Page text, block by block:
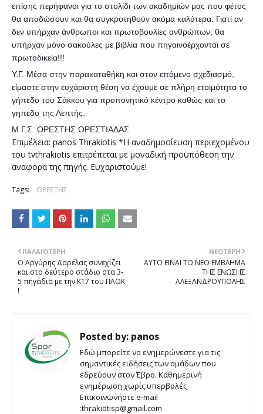
επίσης περήφανοι για το στολίδι των ακαδημιών μας που φέτος
θα αποδώσουν και θα συγκροτηθούν ακόμα καλύτερα. Γιατί αν
δεν υπήρχαν άνθρωποι και πρωτοβουλίες ανθρώπων, θα
υπήρχαν μόνο σακούλες με βιβλία που πηγαινοέρχονται σε
πρωτοδικεία!!!
Υ.Γ. Μέσα στην παρακαταθήκη και στον επόμενο σχεδιασμό,
είμαστε στην ευχάριστη θέση να έχουμε σε πλήρη ετοιμότητα το
γήπεδο του Σάκκου για προπονητικό κέντρο καθώς και το
γηπεδο της Λεπτής.
Μ.Γ.Σ. ΟΡΕΣΤΗΣ ΟΡΕΣΤΙΑΔΑΣ
Επιμέλεια: panos Thrakiotis *Η αναδημοσίευση περιεχομένου
του tvthrakiotis επιτρέπεται με μοναδική προϋπόθεση την
αναφορά της πηγής. Ευχαριστούμε!
Tags: ΟΡΕΣΤΗΣ
ΝΕΌΤΕΡΗ
ΑΥΤΟ ΕΙΝΑΙ ΤΟ ΝΕΟ ΕΜΒΛΗΜΑ
ΤΗΣ ΕΝΩΣΗΣ
ΑΛΕΞΑΝΔΡΟΥΠΟΛΗΣ
ΠΑΛΑΙΌΤΕΡΗ
Ο Αργύρης Δαρέλας συνεχίζει
και στο δεύτερο στάδιο στα 3-
5 πηγάδια με την Κ17 του ΠΑΟΚ
!
Posted by: panos
Εδώ μπορείτε να ενημερώνεστε για τις
σημαντικές ειδήσεις των ομάδων που
εδρεύουν στον Έβρο. Καθημερινή
ενημέρωση χωρίς υπερβολές
Επικοινωνήστε e-mail
:thrakiotisp@gmail.com